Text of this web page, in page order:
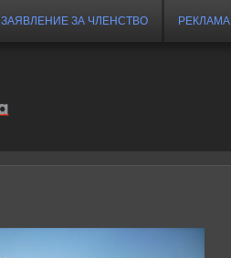
ЗАЯВЛЕНИЕ ЗА ЧЛЕНСТВО РЕКЛАМА